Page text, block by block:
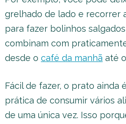
grelhado de lado e recorrer
para fazer bolinhos
combinam com
desde o café da manhã até
Fácil de fazer, o prato ainda
prática de consumir vários
de uma única vez. Isso